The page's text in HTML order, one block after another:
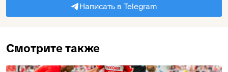
Написать в Telegram
Смотрите также